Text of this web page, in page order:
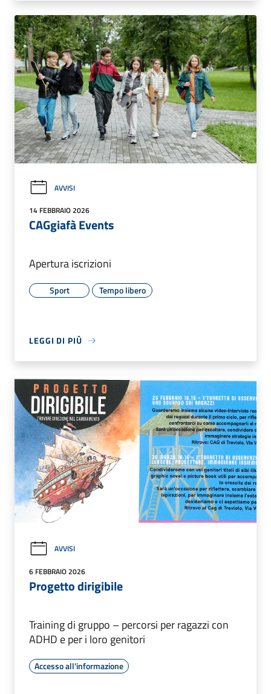
AVVISI
14 FEBBRAIO 2026
CAGgiafà Events
Apertura iscrizioni
Sport Tempo libero
LEGGI DI PIÙ
AVVISI
6 FEBBRAIO 2026
Progetto dirigibile
Training di gruppo – percorsi per ragazzi con
ADHD e per i loro genitori
Accesso all'informazione